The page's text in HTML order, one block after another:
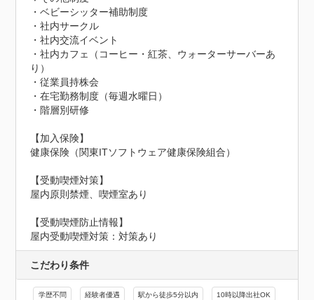
・ベビーシッター補助制度
・社内サークル
・社内交流イベント
・社内カフェ（コーヒー・紅茶、ウォーターサーバーあ
り）
・従業員持株会
・在宅勤務制度（毎週水曜日）
・階層別研修
【加入保険】
健康保険（関東ITソフトウェア健康保険組合）
【受動喫煙対策】
屋内原則禁煙、喫煙室あり
【受動喫煙防止情報】
屋内受動喫煙対策：対策あり
こだわり条件
学歴不問 経験者優遇 駅から徒歩5分以内 10時以降出社OK